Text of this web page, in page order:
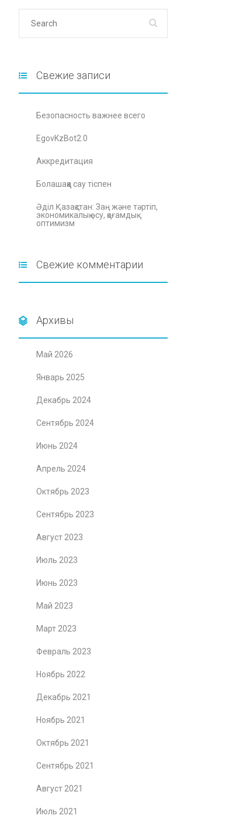
Свежие записи
Безопасность важнее всего
EgovKzBot2.0
Аккредитация
Болашаққа сау тіспен
Әділ Қазақстан: Заң және тәртіп,
экономикалық өсу, қоғамдық
оптимизм
Свежие комментарии
Архивы
Май 2026
Январь 2025
Декабрь 2024
Сентябрь 2024
Июнь 2024
Апрель 2024
Октябрь 2023
Сентябрь 2023
Август 2023
Июль 2023
Июнь 2023
Май 2023
Март 2023
Февраль 2023
Ноябрь 2022
Декабрь 2021
Ноябрь 2021
Октябрь 2021
Сентябрь 2021
Август 2021
Июль 2021